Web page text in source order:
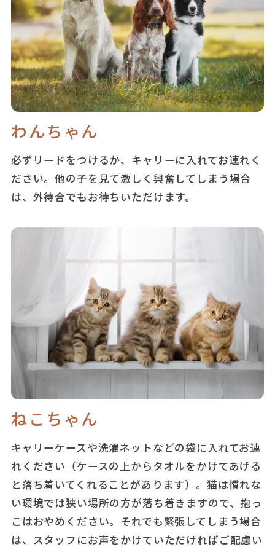
わんちゃん
必ずリードをつけるか、キャリーに入れてお連れく
ださい。他の子を見て激しく興奮してしまう場合
は、外待合でもお待ちいただけます。
ねこちゃん
キャリーケースや洗濯ネットなどの袋に入れてお連
れください（ケースの上からタオルをかけてあげる
と落ち着いてくれることがあります）。猫は慣れな
い環境では狭い場所の方が落ち着きますので、抱っ
こはおやめください。それでも緊張してしまう場合
は、スタッフにお声をかけていただければご配慮い